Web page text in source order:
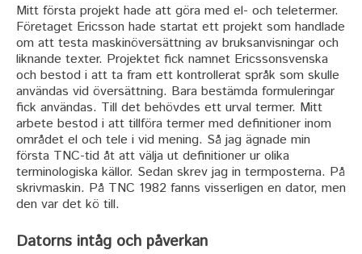
Mitt första projekt hade att göra med el- och teletermer.
Företaget Ericsson hade startat ett projekt som handlade
om att testa maskinöversättning av bruksanvisningar och
liknande texter. Projektet fick namnet Ericssonsvenska
och bestod i att ta fram ett kontrollerat språk som skulle
användas vid översättning. Bara bestämda formuleringar
fick användas. Till det behövdes ett urval termer. Mitt
arbete bestod i att tillföra termer med definitioner inom
området el och tele i vid mening. Så jag ägnade min
första TNC-tid åt att välja ut definitioner ur olika
terminologiska källor. Sedan skrev jag in termposterna. På
skrivmaskin. På TNC 1982 fanns visserligen en dator, men
den var det kö till.
Datorns intåg och påverkan